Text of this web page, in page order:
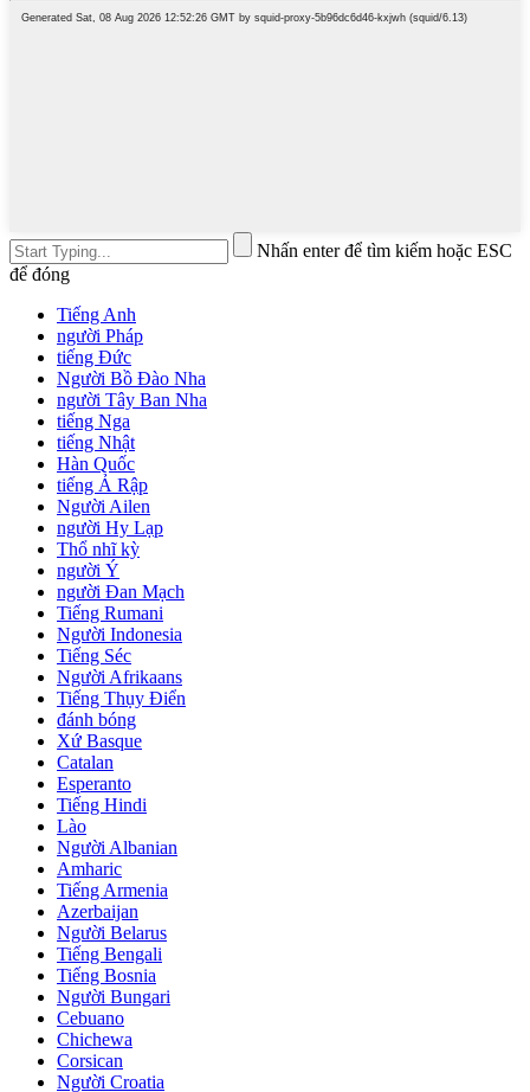
Nhấn enter để tìm kiếm hoặc ESC
để đóng
Tiếng Anh
người Pháp
tiếng Đức
Người Bồ Đào Nha
người Tây Ban Nha
tiếng Nga
tiếng Nhật
Hàn Quốc
tiếng Ả Rập
Người Ailen
người Hy Lạp
Thổ nhĩ kỳ
người Ý
người Đan Mạch
Tiếng Rumani
Người Indonesia
Tiếng Séc
Người Afrikaans
Tiếng Thụy Điển
đánh bóng
Xứ Basque
Catalan
Esperanto
Tiếng Hindi
Lào
Người Albanian
Amharic
Tiếng Armenia
Azerbaijan
Người Belarus
Tiếng Bengali
Tiếng Bosnia
Người Bungari
Cebuano
Chichewa
Corsican
Người Croatia